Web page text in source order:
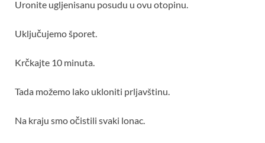
Uronite ugljenisanu posudu u ovu otopinu.
Uključujemo šporet.
Krčkajte 10 minuta.
Tada možemo lako ukloniti prljavštinu.
Na kraju smo očistili svaki lonac.